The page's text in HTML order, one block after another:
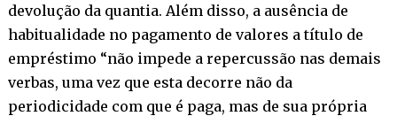
devolução da quantia. Além disso, a ausência de
habitualidade no pagamento de valores a título de
empréstimo “não impede a repercussão nas demais
verbas, uma vez que esta decorre não da
periodicidade com que é paga, mas de sua própria